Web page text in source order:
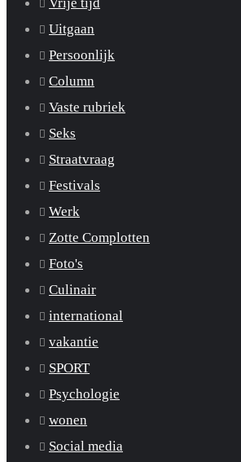
Uitgaan
Persoonlijk
Column
Vaste rubriek
Seks
Straatvraag
Festivals
Werk
Zotte Complotten
Foto's
Culinair
international
vakantie
SPORT
Psychologie
wonen
Social media